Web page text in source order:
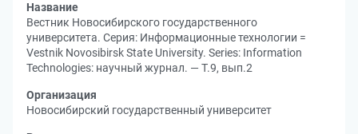
Название
Вестник Новосибирского государственного
университета. Серия: Информационные технологии =
Vestnik Novosibirsk State University. Series: Information
Technologies: научный журнал. — Т.9, вып.2
Организация
Новосибирский государственный университет